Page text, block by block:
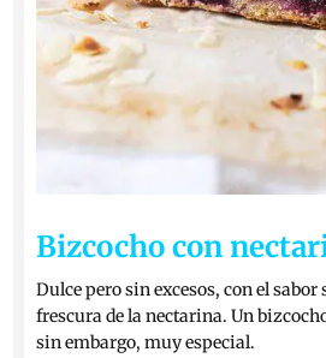
Bizcocho con
Dulce pero sin excesos, con el sabor
frescura de la nectarina. Un
sin embargo, muy especial.